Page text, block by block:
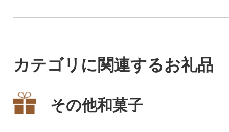
カテゴリに関連するお礼品
その他和菓子